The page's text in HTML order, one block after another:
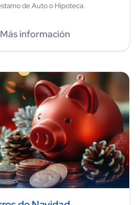
de Auto o Hipoteca.
Más información